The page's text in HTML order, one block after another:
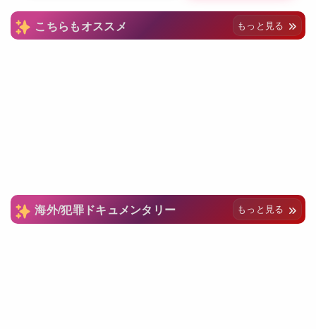
こちらもオススメ もっと見る
海外/犯罪ドキュメンタリー もっと見る